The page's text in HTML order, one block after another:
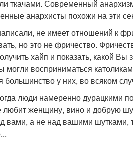
ткачами. Современный
анархисты похожи на эти
не имеет отношений к
но это не фричество.
хайп и показать, какой
могли восприниматься
большинство у них, во всяком
люди намеренно
любит женщину, вино и добрую
вами, а не над вашими шутками,